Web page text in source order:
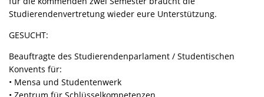
Studierendenvertretung wieder eure Unterstützung.
GESUCHT:
Beauftragte des Studierendenparlament / Studentischen
Konvents für:
• Mensa und Studentenwerk